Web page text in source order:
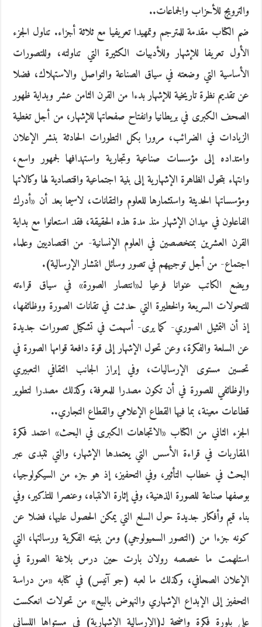
والترويج للأحزاب والجماعات..
ضم الكتاب مقدمة للمترجم وتمهيدا تعريفيا مع ثلاثة أجزاء. تناول الجزء
الأول تعريفا للإشهار وللأدبيات الكثيرة التي تناولته، وللتصورات
الأساسية التي وضعته في سياق الصناعة والتواصل والاستهلاك، فضلا
عن تقديم نظرة تاريخية للإشهار بدءا من القرن الثامن عشر وبداية ظهور
الصحف الكبرى في بريطانيا وانفتاح صفحاتها للإشهار، من أجل تغطية
الزيادات في الضرائب، مرورا بكل التطورات الحادثة بنشر الإعلان
وامتداده إلى مؤسسات صناعية وتجارية واستهدافها لجمهور واسع،
وانتهاء بتحول الظاهرة الإشهارية إلى بنية اجتماعية واقتصادية لها وكالاتها
ومؤسساتها الحديثة واستثمارها للعلوم والتقانات، لاسيما بعد أن «أدرك
الفاعلون في ميدان الإشهار منذ مدة هذه الحقيقة، فقد استعانوا مع بداية
القرن العشرين بمتخصصين في العلوم الإنسانية- من اقتصاديين وعلماء
اجتماع- من أجل توجيههم في تصور وسائل انتشار الإرسالية).
ويضع الكاتب عنوانا فرعيا لـ«انتصار الصورة» في سياق قراءته
للتحولات السريعة والخطيرة التي حدثت في تقانات الصورة ووظائفها،
إذ أن التمثيل الصوري- كما يرى- أسهمت في تشكيل تصورات جديدة
عن السلعة والفكرة، وعن تحول الإشهار إلى قوة دافعة قوامها الصورة في
تحسين مستوى الإرساليات، وفي إبراز الجانب الثقافي التعبيري
والوظائفي للصورة في أن تكون مصدرا للمعرفة، وكذلك مصدرا لتطوير
قطاعات معينة، بما فيها القطاع الإعلامي والقطاع التجاري..
الجزء الثاني من الكتاب «الاتجاهات الكبرى في البحث» اعتمد فكرة
المقاربات في قراءة الأسس التي يعتمدها الإشهار، والتي تتبدى عبر
البحث في خطاب التأثير، وفي التحفيز، إذ هو جزء من السيكولوجيا،
بوصفها صناعة للصورة الذهنية، وفي إثارة الانتباه، وعنصرا للتذكير، وفي
بناء قيم وأفكار جديدة حول السلع التي يمكن الحصول عليها، فضلا عن
كونه جزءا من (التصور السميولوجي) ومن بنيته الفكرية ورسالتها، التي
استلهمت ما خصصه رولان بارت حين درس بلاغة الصورة في
الإعلان الصحافي، وكذلك ما لعبه (جو آنيس) في كتابه «من دراسة
التحفيز إلى الإبداع الإشهاري والنهوض بالبيع» من تحولات انعكست
على بلورة فكرة واضحة لـ(الإرسالية الإشهارية) في مستواها اللساني